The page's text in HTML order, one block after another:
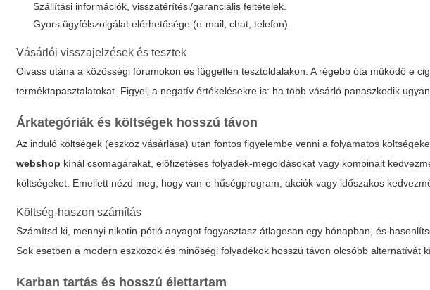
Szállítási információk, visszatérítési/garanciális feltételek.
Gyors ügyfélszolgálat elérhetősége (e-mail, chat, telefon).
Vásárlói visszajelzések és tesztek
Olvass utána a közösségi fórumokon és független tesztoldalakon. A régebb óta működőe
terméktapasztalatokat. Figyelj a negatív értékelésekre is: ha több vásárló panaszkodik
Árkategóriák és költségek hosszú távon
Az induló költségek (eszköz vásárlása) után fontos figyelembe venni a folyamatos
webshop kínál csomagárakat, előfizetéses folyadék-megoldásokat vagy kombinált
költségeket. Emellett nézd meg, hogy van-e hűségprogram, akciók vagy időszakos
Költség-haszon számítás
Számítsd ki, mennyi nikotin-pótló anyagot fogyasztasz átlagosan egy hónapban, és
Sok esetben a modern eszközök és minőségi folyadékok hosszú távon olcsóbb alternatívát
Karban tartás és hosszú élettartam